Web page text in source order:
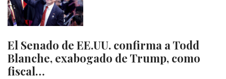
El Senado de EE.UU. confirma a Todd
Blanche, exabogado de Trump, como
fiscal…